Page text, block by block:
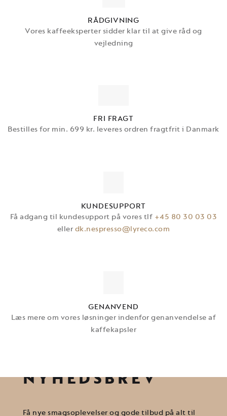
RÅDGIVNING
Vores kaffeeksperter sidder klar til at give råd og
vejledning
FRI FRAGT
Bestilles for min. 699 kr. leveres ordren fragtfrit i Danmark
KUNDESUPPORT
Få adgang til kundesupport på vores tlf +45 80 30 03 03
eller dk.nespresso@lyreco.com
GENANVEND
Læs mere om vores løsninger indenfor genanvendelse af
kaffekapsler
TILMELD DIG
NYHEDSBREV
Få nye smagsoplevelser og gode tilbud på alt til